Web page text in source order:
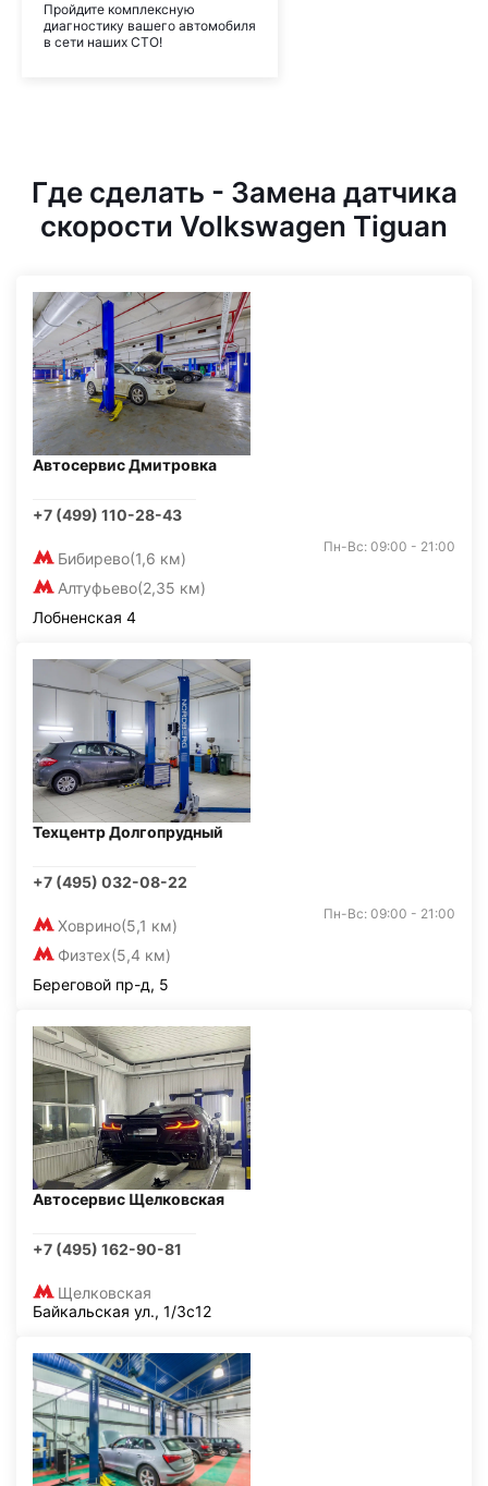
Пройдите комплексную
диагностику вашего автомобиля
в сети наших СТО!
Где сделать - Замена датчика
скорости Volkswagen Tiguan
Автосервис Дмитровка
+7 (499) 110-28-43
Бибирево(1,6 км)
Алтуфьево(2,35 км)
Пн-Вс: 09:00 - 21:00
Лобненская 4
Техцентр Долгопрудный
+7 (495) 032-08-22
Ховрино(5,1 км)
Физтех(5,4 км)
Пн-Вс: 09:00 - 21:00
Береговой пр-д, 5
Автосервис Щелковская
+7 (495) 162-90-81
Щелковская
Байкальская ул., 1/3с12